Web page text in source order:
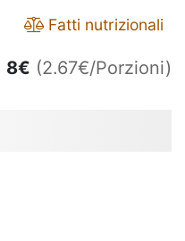
Fatti nutrizionali
8€ (2.67€/Porzioni)